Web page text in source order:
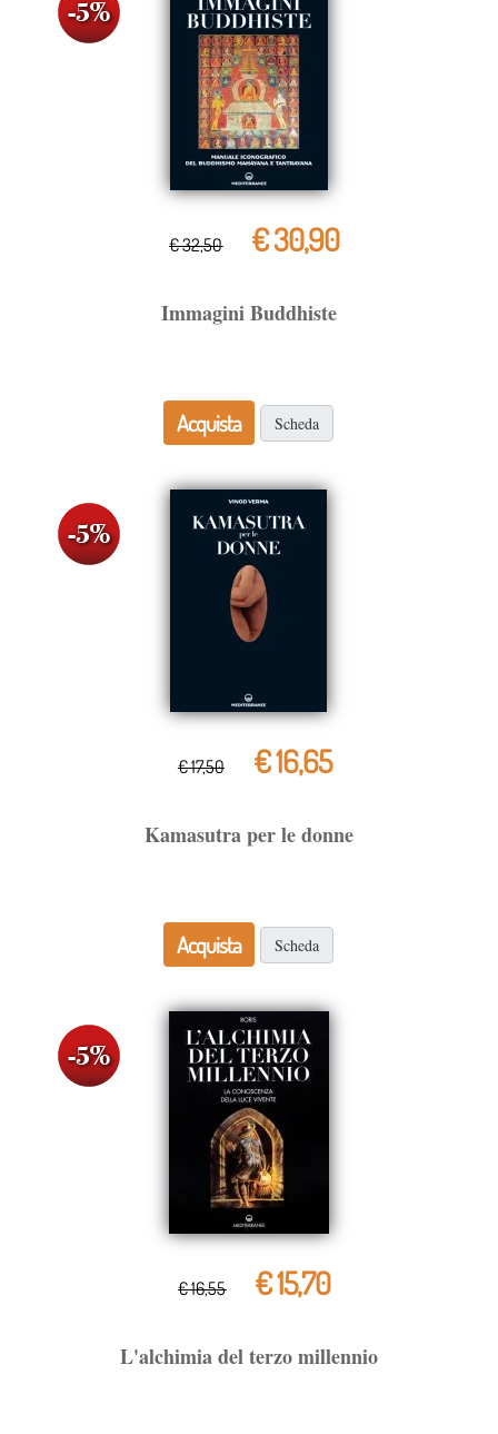
€ 32,50 € 30,90
Immagini Buddhiste
Acquista Scheda
€ 17,50 € 16,65
Kamasutra per le donne
Acquista Scheda
€ 16,55 € 15,70
L'alchimia del terzo millennio